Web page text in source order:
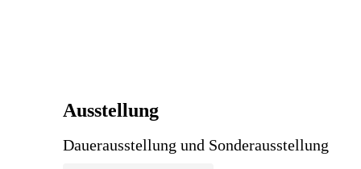
Ausstellung
Dauerausstellung und Sonderausstellung